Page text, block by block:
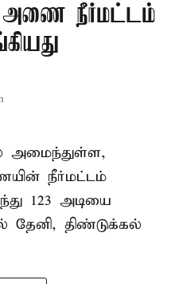
அணை நீர்மட்டம்
அமைந்துள்ள,
நீர்மட்டம்
123 அடியை
தேனி, திண்டுக்கல்